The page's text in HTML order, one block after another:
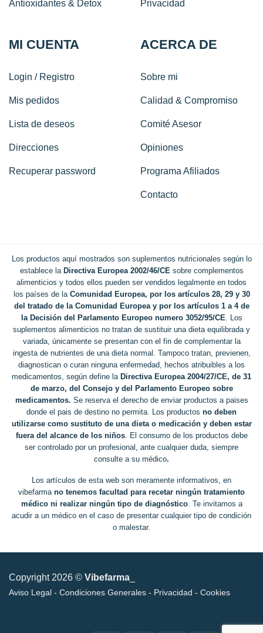
Antioxidantes & Detox Privacidad
MI CUENTA
Login / Registro
Mis pedidos
Lista de deseos
Direcciones
Recuperar password
ACERCA DE
Sobre mi
Calidad & Compromiso
Comité Asesor
Opiniones
Programa Afiliados
Contacto
Los productos aquí mostrados son suplementos nutricionales según lo
establece la Directiva Europea 2002/46/CE sobre complementos
alimenticios y todos ellos pueden ser vendidos legalmente en todos
los países de la Comunidad Europea, por los artículos 28, 29 y 30
del tratado de la Comunidad Europea y por los artículos 1 a 4 de
la Decisión del Parlamento Europeo numero 3052/95/CE . Los
suplementos alimenticios no tratan de sustituir una dieta equilibrada y
variada, únicamente se presentan con el fin de complementar la
ingesta de nutrientes de una dieta normal. Tampoco tratan, previenen,
diagnostican o curan ninguna enfermedad, hechos atribuibles a los
medicamentos, según define la Directiva Europea 2004/27/CE, de 31
de marzo, del Consejo y del Parlamento Europeo sobre
medicamentos. Se reserva el derecho de enviar productos a paises
donde el pais de destino no permita. Los productos no deben
utilizarse como sustituto de una dieta o medicación y deben estar
fuera del alcance de los niños. El consumo de los productos debe
ser controlado por un profesional, ante cualquier duda, siempre
consulte a su médico.
Los artículos de esta web son meramente informativos, en
vibefarma no tenemos facultad para recetar ningún tratamiento
médico ni realizar ningún tipo de diagnóstico. Te invitamos a
acudir a un médico en el caso de presentar cualquier tipo de condición
o malestar.
Copyright 2026 © Vibefarma
Aviso Legal - Condiciones Generales - Privacidad - Cookies